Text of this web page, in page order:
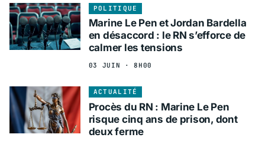
POLITIQUE
Marine Le Pen et Jordan Bardella
en désaccord : le RN s’efforce de
calmer les tensions
03 JUIN · 8H00
ACTUALITÉ
Procès du RN : Marine Le Pen
risque cinq ans de prison, dont
deux ferme